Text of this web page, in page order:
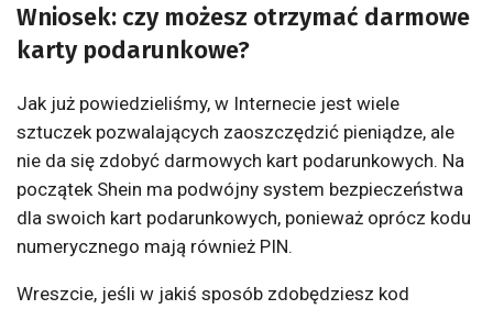
Wniosek: czy możesz otrzymać darmowe
karty podarunkowe?
Jak już powiedzieliśmy, w Internecie jest wiele
sztuczek pozwalających zaoszczędzić pieniądze, ale
nie da się zdobyć darmowych kart podarunkowych. Na
początek Shein ma podwójny system bezpieczeństwa
dla swoich kart podarunkowych, ponieważ oprócz kodu
numerycznego mają również PIN.
Wreszcie, jeśli w jakiś sposób zdobędziesz kod